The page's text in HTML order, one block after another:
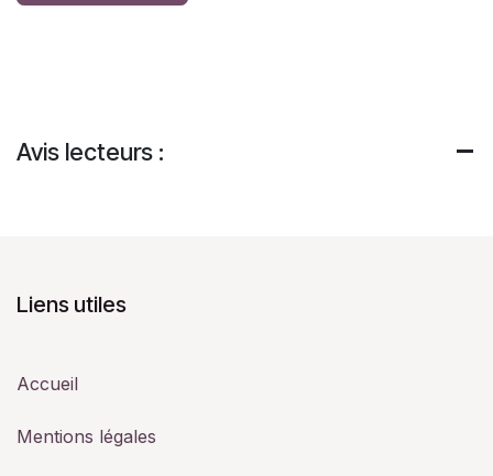
Avis lecteurs :
Liens utiles
Accueil
Mentions légales